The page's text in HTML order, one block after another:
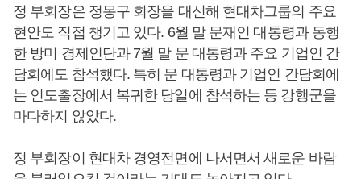
정 부회장은 정몽구 회장을 대신해 현대차그룹의 주요
현안도 직접 챙기고 있다. 6월 말 문재인 대통령과 동행
한 방미 경제인단과 7월 말 문 대통령과 주요 기업인 간
담회에도 참석했다. 특히 문 대통령과 기업인 간담회에
는 인도출장에서 복귀한 당일에 참석하는 등 강행군을
마다하지 않았다.
정 부회장이 현대차 경영전면에 나서면서 새로운 바람